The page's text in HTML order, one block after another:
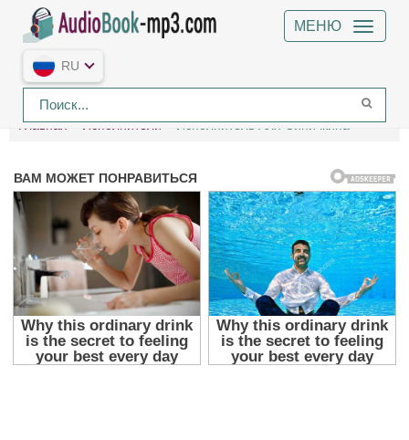
МЕНЮ
RU
Главная Исполнители Исполнитель Аля Синичкина